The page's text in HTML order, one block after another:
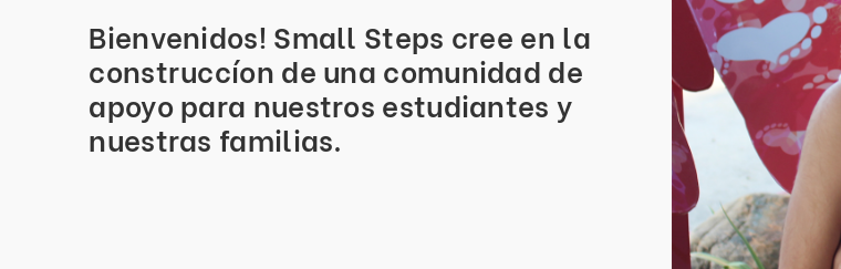
Bienvenidos! Small Steps cree en la
construccíon de una comunidad de
apoyo para nuestros estudiantes y
nuestras familias.